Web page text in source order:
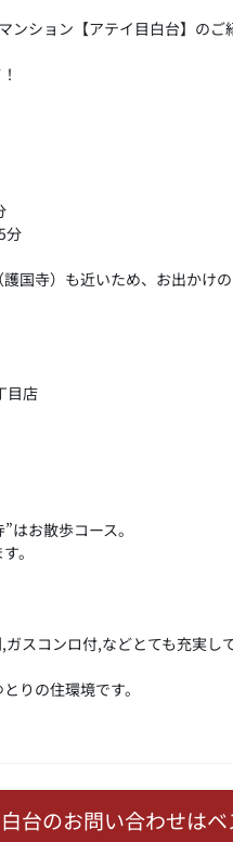
ンション【アテイ目白台】のご
分
国寺）も近いため、お出かけ
目店
お散歩コース。
。
スコンロ付,などとても充実
りの住環境です。
台のお問い合わせは